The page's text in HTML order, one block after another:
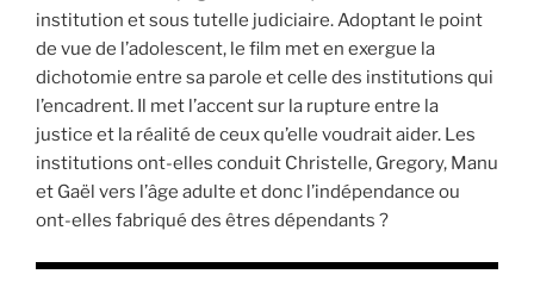
institution et sous tutelle judiciaire. Adoptant le point
de vue de l’adolescent, le film met en exergue la
dichotomie entre sa parole et celle des institutions qui
l’encadrent. Il met l’accent sur la rupture entre la
justice et la réalité de ceux qu’elle voudrait aider. Les
institutions ont-elles conduit Christelle, Gregory, Manu
et Gaël vers l’âge adulte et donc l’indépendance ou
ont-elles fabriqué des êtres dépendants ?